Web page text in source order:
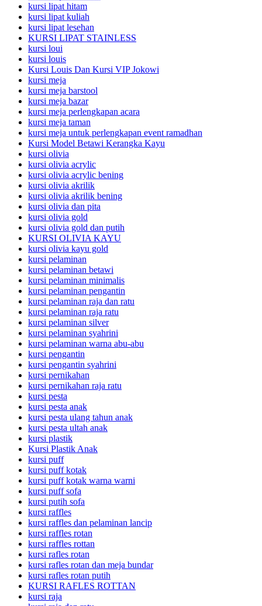
kursi lipat hitam
kursi lipat kuliah
kursi lipat lesehan
KURSI LIPAT STAINLESS
kursi loui
kursi louis
Kursi Louis Dan Kursi VIP Jokowi
kursi meja
kursi meja barstool
kursi meja bazar
kursi meja perlengkapan acara
kursi meja taman
kursi meja untuk perlengkapan event ramadhan
Kursi Model Betawi Kerangka Kayu
kursi olivia
kursi olivia acrylic
kursi olivia acrylic bening
kursi olivia akrilik
kursi olivia akrilik bening
kursi olivia dan pita
kursi olivia gold
kursi olivia gold dan putih
KURSI OLIVIA KAYU
kursi olivia kayu gold
kursi pelaminan
kursi pelaminan betawi
kursi pelaminan minimalis
kursi pelaminan pengantin
kursi pelaminan raja dan ratu
kursi pelaminan raja ratu
kursi pelaminan silver
kursi pelaminan syahrini
kursi pelaminan warna abu-abu
kursi pengantin
kursi pengantin syahrini
kursi pernikahan
kursi pernikahan raja ratu
kursi pesta
kursi pesta anak
kursi pesta ulang tahun anak
kursi pesta ultah anak
kursi plastik
Kursi Plastik Anak
kursi puff
kursi puff kotak
kursi puff kotak warna warni
kursi puff sofa
kursi putih sofa
kursi raffles
kursi raffles dan pelaminan lancip
kursi raffles rotan
kursi raffles rottan
kursi rafles rotan
kursi rafles rotan dan meja bundar
kursi rafles rotan putih
KURSI RAFLES ROTTAN
kursi raja